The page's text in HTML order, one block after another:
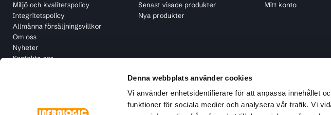
Denna webbplats använder cookies
Vi använder enhetsidentifierare för att anpassa innehållet
funktioner för sociala medier och analysera vår trafik. Vi
Miljö och kvalitetspolicy
Integritetspolicy
Allmänna försäljningsvillkor
Om oss
Nyheter
Kontakta oss
Senast visade produkter
Nya produkter
Mitt konto